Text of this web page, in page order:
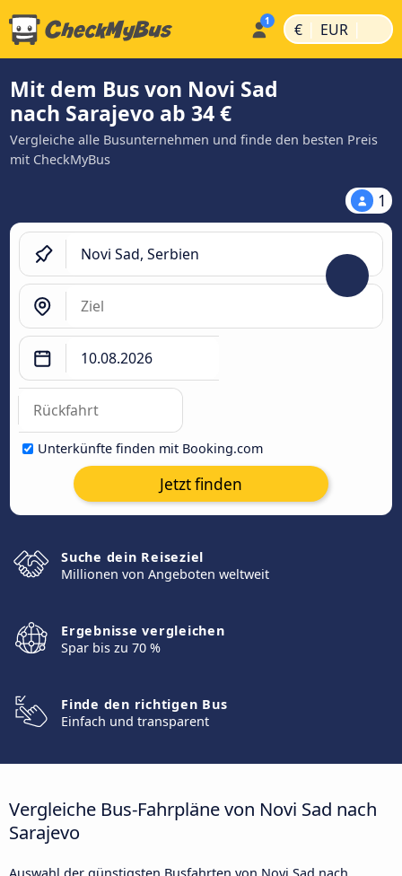
€ | EUR |
Mit dem Bus von Novi Sad
nach Sarajevo ab 34 €
Vergleiche alle Busunternehmen und finde den besten Preis
mit CheckMyBus
1
Unterkünfte finden mit Booking.com
Jetzt finden
Suche dein Reiseziel
Millionen von Angeboten weltweit
Ergebnisse vergleichen
Spar bis zu 70 %
Finde den richtigen Bus
Einfach und transparent
Vergleiche Bus-Fahrpläne von Novi Sad nach
Sarajevo